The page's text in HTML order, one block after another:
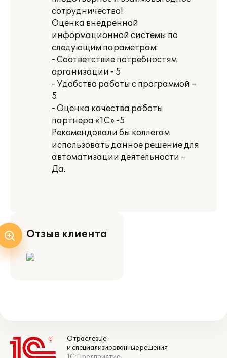
сотрудничество!
Оценка внедренной
информационной системы по
следующим параметрам:
- Соответствие потребностям
организации - 5
- Удобство работы с программой –
5
- Оценка качества работы
партнера «1С» -5
Рекомендовали бы коллегам
использовать данное решение для
автоматизации деятельности –
Да.
Отзыв клиента
Отраслевые
и специализированные решения